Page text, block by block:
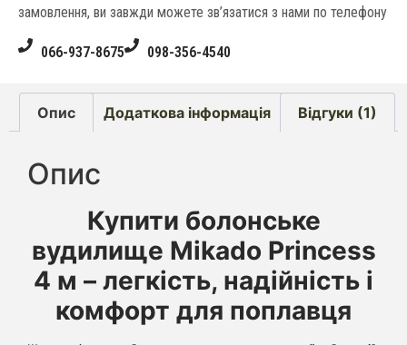
замовлення, ви завжди можете зв’язатися з нами по телефону
066-937-8675 098-356-4540
Опис Додаткова інформація Відгуки (1)
Опис
Купити болонське
вудилище Mikado Princess
4 м – легкість, надійність і
комфорт для поплавця